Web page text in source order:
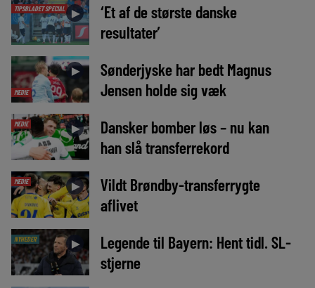
TIPSBLADET SPECIAL ►
‘Et af de største danske
resultater’
MEDIE
►
Sønderjyske har bedt Magnus
Jensen holde sig væk
MEDIE ►
Dansker bomber løs – nu kan
han slå transferrekord
MEDIE ►
Vildt Brøndby-transferrygte
aflivet
NYHEDER ►
Legende til Bayern: Hent tidl. SL-
stjerne